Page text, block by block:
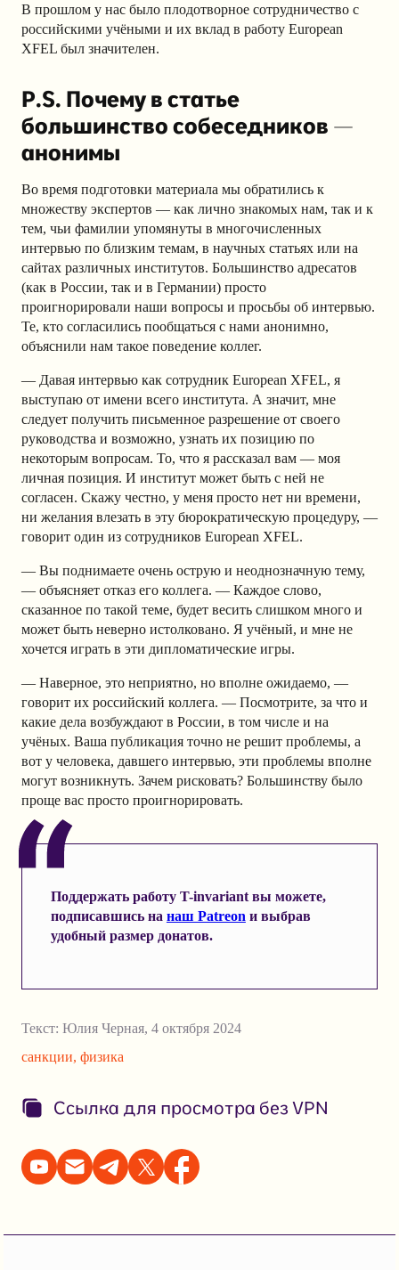
В прошлом у нас было плодотворное сотрудничество с
российскими учёными и их вклад в работу European
XFEL был значителен.
P.S. Почему в статье
большинство собеседников —
анонимы
Во время подготовки материала мы обратились к
множеству экспертов — как лично знакомых нам, так и к
тем, чьи фамилии упомянуты в многочисленных
интервью по близким темам, в научных статьях или на
сайтах различных институтов. Большинство адресатов
(как в России, так и в Германии) просто
проигнорировали наши вопросы и просьбы об интервью.
Те, кто согласились пообщаться с нами анонимно,
объяснили нам такое поведение коллег.
— Давая интервью как сотрудник European XFEL, я
выступаю от имени всего института. А значит, мне
следует получить письменное разрешение от своего
руководства и возможно, узнать их позицию по
некоторым вопросам. То, что я рассказал вам — моя
личная позиция. И институт может быть с ней не
согласен. Скажу честно, у меня просто нет ни времени,
ни желания влезать в эту бюрократическую процедуру, —
говорит один из сотрудников European XFEL.
— Вы поднимаете очень острую и неоднозначную тему,
— объясняет отказ его коллега. — Каждое слово,
сказанное по такой теме, будет весить слишком много и
может быть неверно истолковано. Я учёный, и мне не
хочется играть в эти дипломатические игры.
— Наверное, это неприятно, но вполне ожидаемо, —
говорит их российский коллега. — Посмотрите, за что и
какие дела возбуждают в России, в том числе и на
учёных. Ваша публикация точно не решит проблемы, а
вот у человека, давшего интервью, эти проблемы вполне
могут возникнуть. Зачем рисковать? Большинству было
проще вас просто проигнорировать.
Поддержать работу T-invariant вы можете,
подписавшись на наш Patreon и выбрав
удобный размер донатов.
Текст: Юлия Черная, 4 октября 2024
санкции, физика
Ссылка для просмотра без VPN